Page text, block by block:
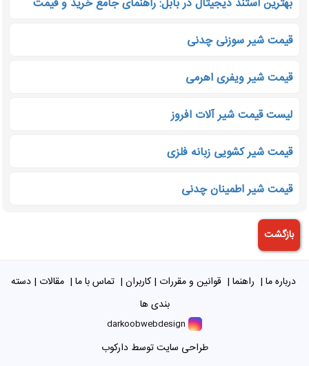
بهترین استند دیجیتال در بابل: راهنمای جامع خرید و قیمت
قیمت شیر سوزنی چدنی
قیمت شیر ویفری اهرمی
لیست قیمت شیر آلات افروز
قیمت شیر کشویی زبانه فلزی
قیمت شیر اطمینان چدنی
درباره ما | راهنما | قوانین و مقررات |کاربران | تماس با ما | مقالات |دسته
بندی ها
darkoobwebdesign
طراحی سایت توسط دارکوب